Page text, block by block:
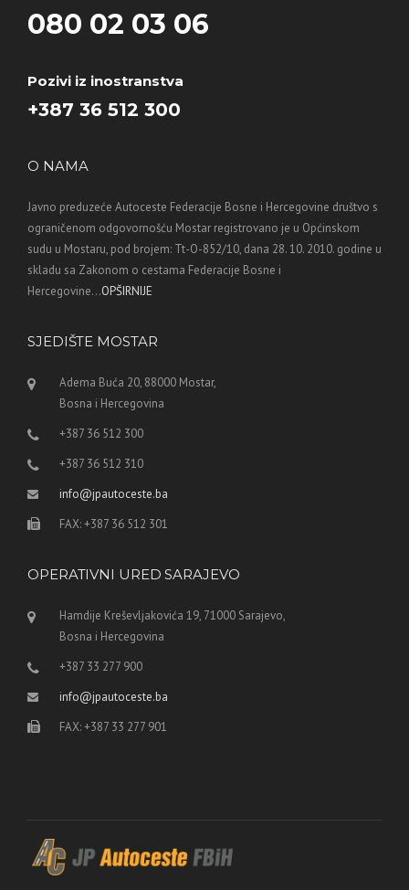
080 02 03 06
Pozivi iz inostranstva
+387 36 512 300
O NAMA
Javno preduzeće Autoceste Federacije Bosne i Hercegovine društvo s
ograničenom odgovornošću Mostar registrovano je u Općinskom
sudu u Mostaru, pod brojem: Tt-O-852/10, dana 28. 10. 2010. godine u
skladu sa Zakonom o cestama Federacije Bosne i
Hercegovine...OPŠIRNIJE
SJEDIŠTE MOSTAR
Adema Buća 20, 88000 Mostar,
Bosna i Hercegovina
+387 36 512 300
+387 36 512 310
info@jpautoceste.ba
FAX: +387 36 512 301
OPERATIVNI URED SARAJEVO
Hamdije Kreševljakovića 19, 71000 Sarajevo,
Bosna i Hercegovina
+387 33 277 900
info@jpautoceste.ba
FAX: +387 33 277 901